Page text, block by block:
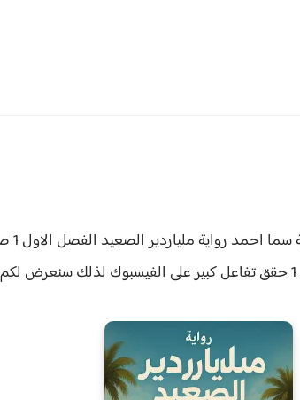
تفاعل كبير على الفيسبوك لذلك سنعرض لكم